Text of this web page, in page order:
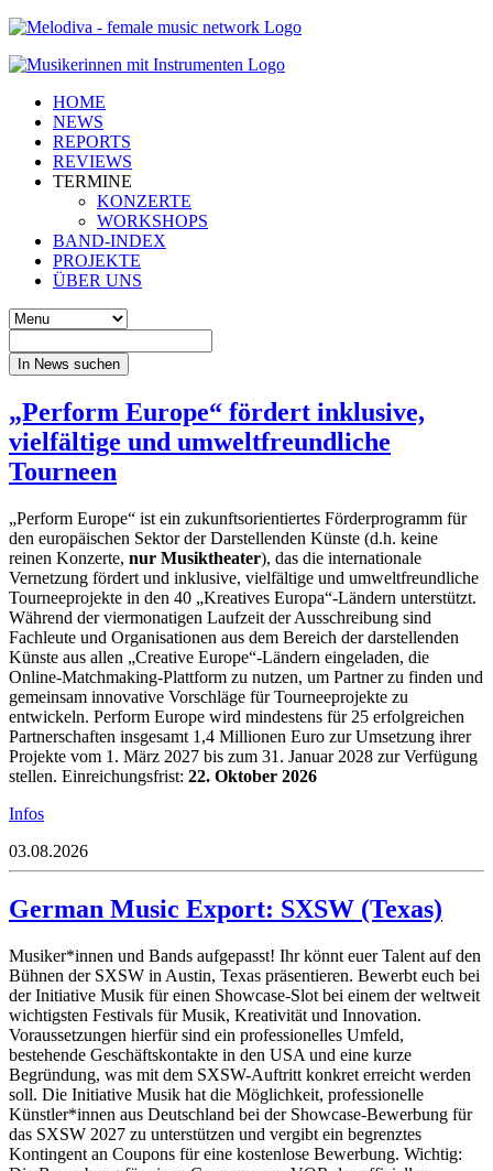
HOME
NEWS
REPORTS
REVIEWS
TERMINE
KONZERTE
WORKSHOPS
BAND-INDEX
PROJEKTE
ÜBER UNS
In News suchen
„Perform Europe“ fördert inklusive,
vielfältige und umweltfreundliche
Tourneen
„Perform Europe“ ist ein zukunftsorientiertes Förderprogramm für
den europäischen Sektor der Darstellenden Künste (d.h. keine
reinen Konzerte, nur Musiktheater), das die internationale
Vernetzung fördert und inklusive, vielfältige und umweltfreundliche
Tourneeprojekte in den 40 „Kreatives Europa“-Ländern unterstützt.
Während der viermonatigen Laufzeit der Ausschreibung sind
Fachleute und Organisationen aus dem Bereich der darstellenden
Künste aus allen „Creative Europe“-Ländern eingeladen, die
Online-Matchmaking-Plattform zu nutzen, um Partner zu finden und
gemeinsam innovative Vorschläge für Tourneeprojekte zu
entwickeln. Perform Europe wird mindestens für 25 erfolgreichen
Partnerschaften insgesamt 1,4 Millionen Euro zur Umsetzung ihrer
Projekte vom 1. März 2027 bis zum 31. Januar 2028 zur Verfügung
stellen. Einreichungsfrist: 22. Oktober 2026
Infos
03.08.2026
German Music Export: SXSW (Texas)
Musiker*innen und Bands aufgepasst! Ihr könnt euer Talent auf den
Bühnen der SXSW in Austin, Texas präsentieren. Bewerbt euch bei
der Initiative Musik für einen Showcase-Slot bei einem der weltweit
wichtigsten Festivals für Musik, Kreativität und Innovation.
Voraussetzungen hierfür sind ein professionelles Umfeld,
bestehende Geschäftskontakte in den USA und eine kurze
Begründung, was mit dem SXSW-Auftritt konkret erreicht werden
soll. Die Initiative Musik hat die Möglichkeit, professionelle
Künstler*innen aus Deutschland bei der Showcase-Bewerbung für
das SXSW 2027 zu unterstützen und vergibt ein begrenztes
Kontingent an Coupons für eine kostenlose Bewerbung. Wichtig: